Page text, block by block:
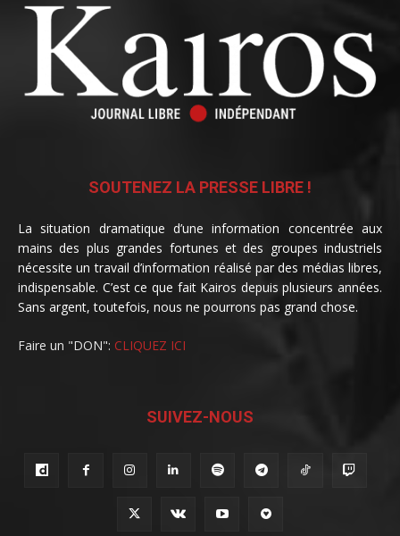
SOUTENEZ LA PRESSE LIBRE !
La situation dramatique d’une information concentrée aux
mains des plus grandes fortunes et des groupes industriels
nécessite un travail d’information réalisé par des médias libres,
indispensable. C’est ce que fait Kairos depuis plusieurs années.
Sans argent, toutefois, nous ne pourrons pas grand chose.
Faire un "DON": CLIQUEZ ICI
SUIVEZ-NOUS